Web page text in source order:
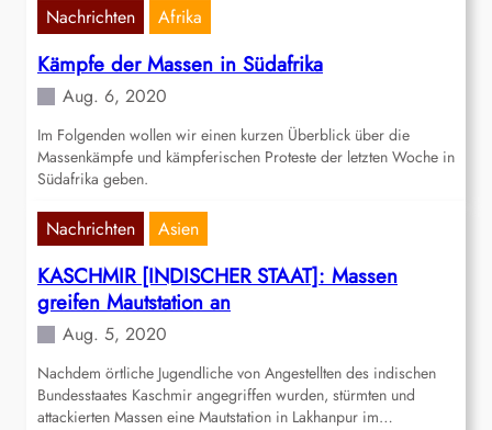
Nachrichten Afrika
Kämpfe der Massen in Südafrika
Aug. 6, 2020
Im Folgenden wollen wir einen kurzen Überblick über die
Massenkämpfe und kämpferischen Proteste der letzten Woche in
Südafrika geben.
Nachrichten Asien
KASCHMIR [INDISCHER STAAT]: Massen
greifen Mautstation an
Aug. 5, 2020
Nachdem örtliche Jugendliche von Angestellten des indischen
Bundesstaates Kaschmir angegriffen wurden, stürmten und
attackierten Massen eine Mautstation in Lakhanpur im…